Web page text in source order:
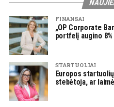
FINANSAI
„OP Corporate
portfelį augino 8%
STARTUOLIAI
Europos
stebėtoja, ar